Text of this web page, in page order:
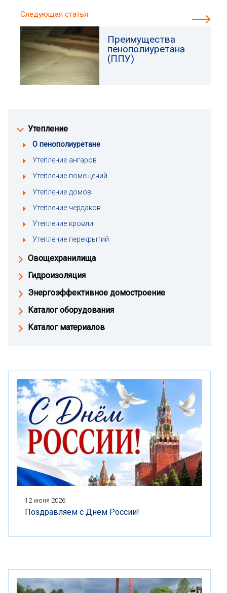
Утепление
О пенополиуретане
Утепление ангаров
Утепление помещений
Утепление домов
Утепление чердаков
Утепление кровли
Утепление перекрытий
Овощехранилища
Гидроизоляция
Энергоэффективное домостроение
Каталог оборудования
Каталог материалов
12 июня 2026
Поздравляем с Днем России!
Следующая статья
Преимущества
пенополиуретана
(ППУ)